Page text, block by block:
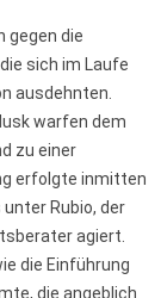
gegen die
sich im Laufe
ausdehnten.
warfen dem
zu einer
erfolgte inmitten
Rubio, der
agiert.
die Einführung
die angeblich